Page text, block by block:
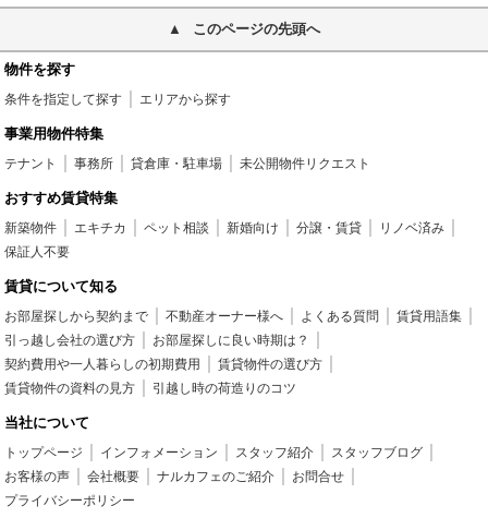
このページの先頭へ
物件を探す
条件を指定して探す エリアから探す
事業用物件特集
テナント 事務所 貸倉庫・駐車場 未公開物件リクエスト
おすすめ賃貸特集
新築物件 エキチカ ペット相談 新婚向け 分譲・賃貸
リノベ済み
保証人不要
賃貸について知る
お部屋探しから契約まで 不動産オーナー様へ よくある質問
賃貸用語集
引っ越し会社の選び方
お部屋探しに良い時期は？
契約費用や一人暮らしの初期費用
賃貸物件の選び方
賃貸物件の資料の見方
引越し時の荷造りのコツ
当社について
トップページ インフォメーション スタッフ紹介
スタッフブログ
お客様の声
会社概要 ナルカフェのご紹介
お問合せ
プライバシーポリシー